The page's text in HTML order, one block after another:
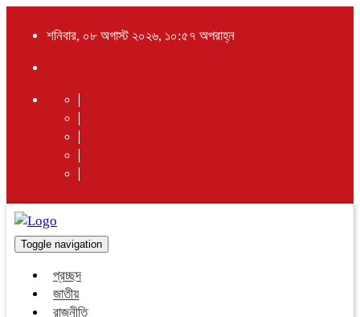
শনিবার, ০৮ অগাস্ট ২০২৬, ১০:৫৭ অপরাহ্ন
Toggle navigation
প্রচ্ছদ
জাতীয়
রাজনীতি